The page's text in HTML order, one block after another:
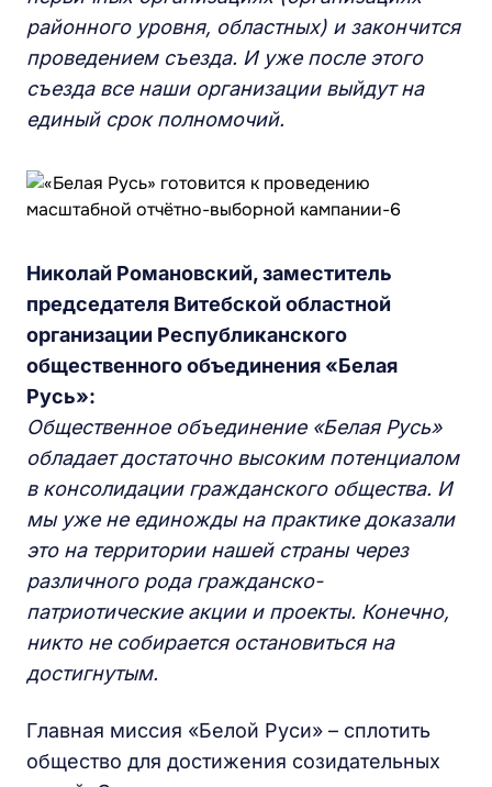
районного уровня, областных) и закончится
проведением съезда. И уже после этого
съезда все наши организации выйдут на
единый срок полномочий.
Николай Романовский, заместитель
председателя Витебской областной
организации Республиканского
общественного объединения «Белая
Русь»:
Общественное объединение «Белая Русь»
обладает достаточно высоким потенциалом
в консолидации гражданского общества. И
мы уже не единожды на практике доказали
это на территории нашей страны через
различного рода гражданско-
патриотические акции и проекты. Конечно,
никто не собирается остановиться на
достигнутым.
Главная миссия «Белой Руси» – сплотить
общество для достижения созидательных